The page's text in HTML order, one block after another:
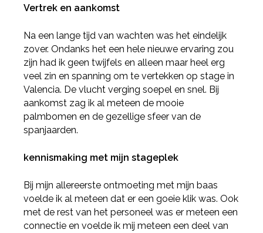
Vertrek en aankomst
Na een lange tijd van wachten was het eindelijk
zover. Ondanks het een hele nieuwe ervaring zou
zijn had ik geen twijfels en alleen maar heel erg
veel zin en spanning om te vertekken op stage in
Valencia. De vlucht verging soepel en snel. Bij
aankomst zag ik al meteen de mooie
palmbomen en de gezellige sfeer van de
spanjaarden.
kennismaking met mijn stageplek
Bij mijn allereerste ontmoeting met mijn baas
voelde ik al meteen dat er een goeie klik was. Ook
met de rest van het personeel was er meteen een
connectie en voelde ik mij meteen een deel van